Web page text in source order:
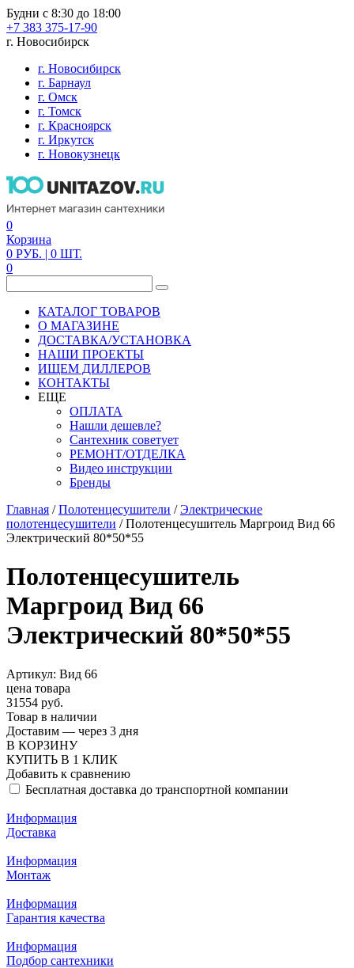
Будни с 8:30 до 18:00
+7 383 375-17-90
г. Новосибирск
г. Новосибирск
г. Барнаул
г. Омск
г. Томск
г. Красноярск
г. Иркутск
г. Новокузнецк
0
Корзина
0 РУБ. | 0 ШТ.
0
КАТАЛОГ ТОВАРОВ
О МАГАЗИНЕ
ДОСТАВКА/УСТАНОВКА
НАШИ ПРОЕКТЫ
ИЩЕМ ДИЛЛЕРОВ
КОНТАКТЫ
ЕЩЕ
ОПЛАТА
Нашли дешевле?
Сантехник советует
РЕМОНТ/ОТДЕЛКА
Видео инструкции
Бренды
Главная /Полотенцесушители /Электрические
полотенцесушители /Полотенцесушитель Маргроид Вид 66
Электрический 80*50*55
Полотенцесушитель
Маргроид Вид 66
Электрический 80*50*55
Артикул: Вид 66
цена товара
31554 руб.
Товар в наличии
Доставим — через 3 дня
В КОРЗИНУ
КУПИТЬ В 1 КЛИК
Добавить к сравнению
Бесплатная доставка до транспортной компании
Информация
Доставка
Информация
Монтаж
Информация
Гарантия качества
Информация
Подбор сантехники